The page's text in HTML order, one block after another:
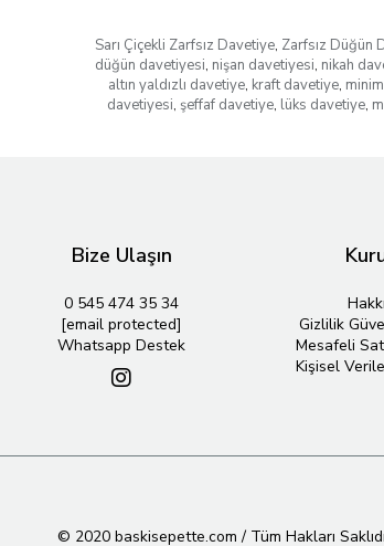
Sarı Çiçekli Zarfsız Davetiye, Zarfsız Düğün
düğün davetiyesi, nişan davetiyesi, nikah
altın yaldızlı davetiye, kraft davetiye,
davetiyesi, şeffaf davetiye, lüks davetiye,
Bize Ulaşın
0 545 474 35 34
[email protected]
Whatsapp Destek
Gizlilik
Mesafeli
Kişisel
© 2020 baskisepette.com / Tüm Hakları